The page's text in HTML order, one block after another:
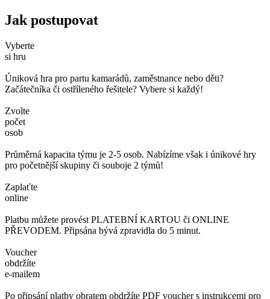
Jak postupovat
Vyberte
si hru
Úniková hra pro partu kamarádů, zaměstnance nebo děti?
Začátečníka či ostříleného řešitele? Vybere si každý!
Zvolte
počet
osob
Průměrná kapacita týmu je 2-5 osob. Nabízíme však i únikové hry
pro početnější skupiny či souboje 2 týmů!
Zaplaťte
online
Platbu můžete provést PLATEBNÍ KARTOU či ONLINE
PŘEVODEM. Připsána bývá zpravidla do 5 minut.
Voucher
obdržíte
e-mailem
Po připsání platby obratem obdržíte PDF voucher s instrukcemi pro